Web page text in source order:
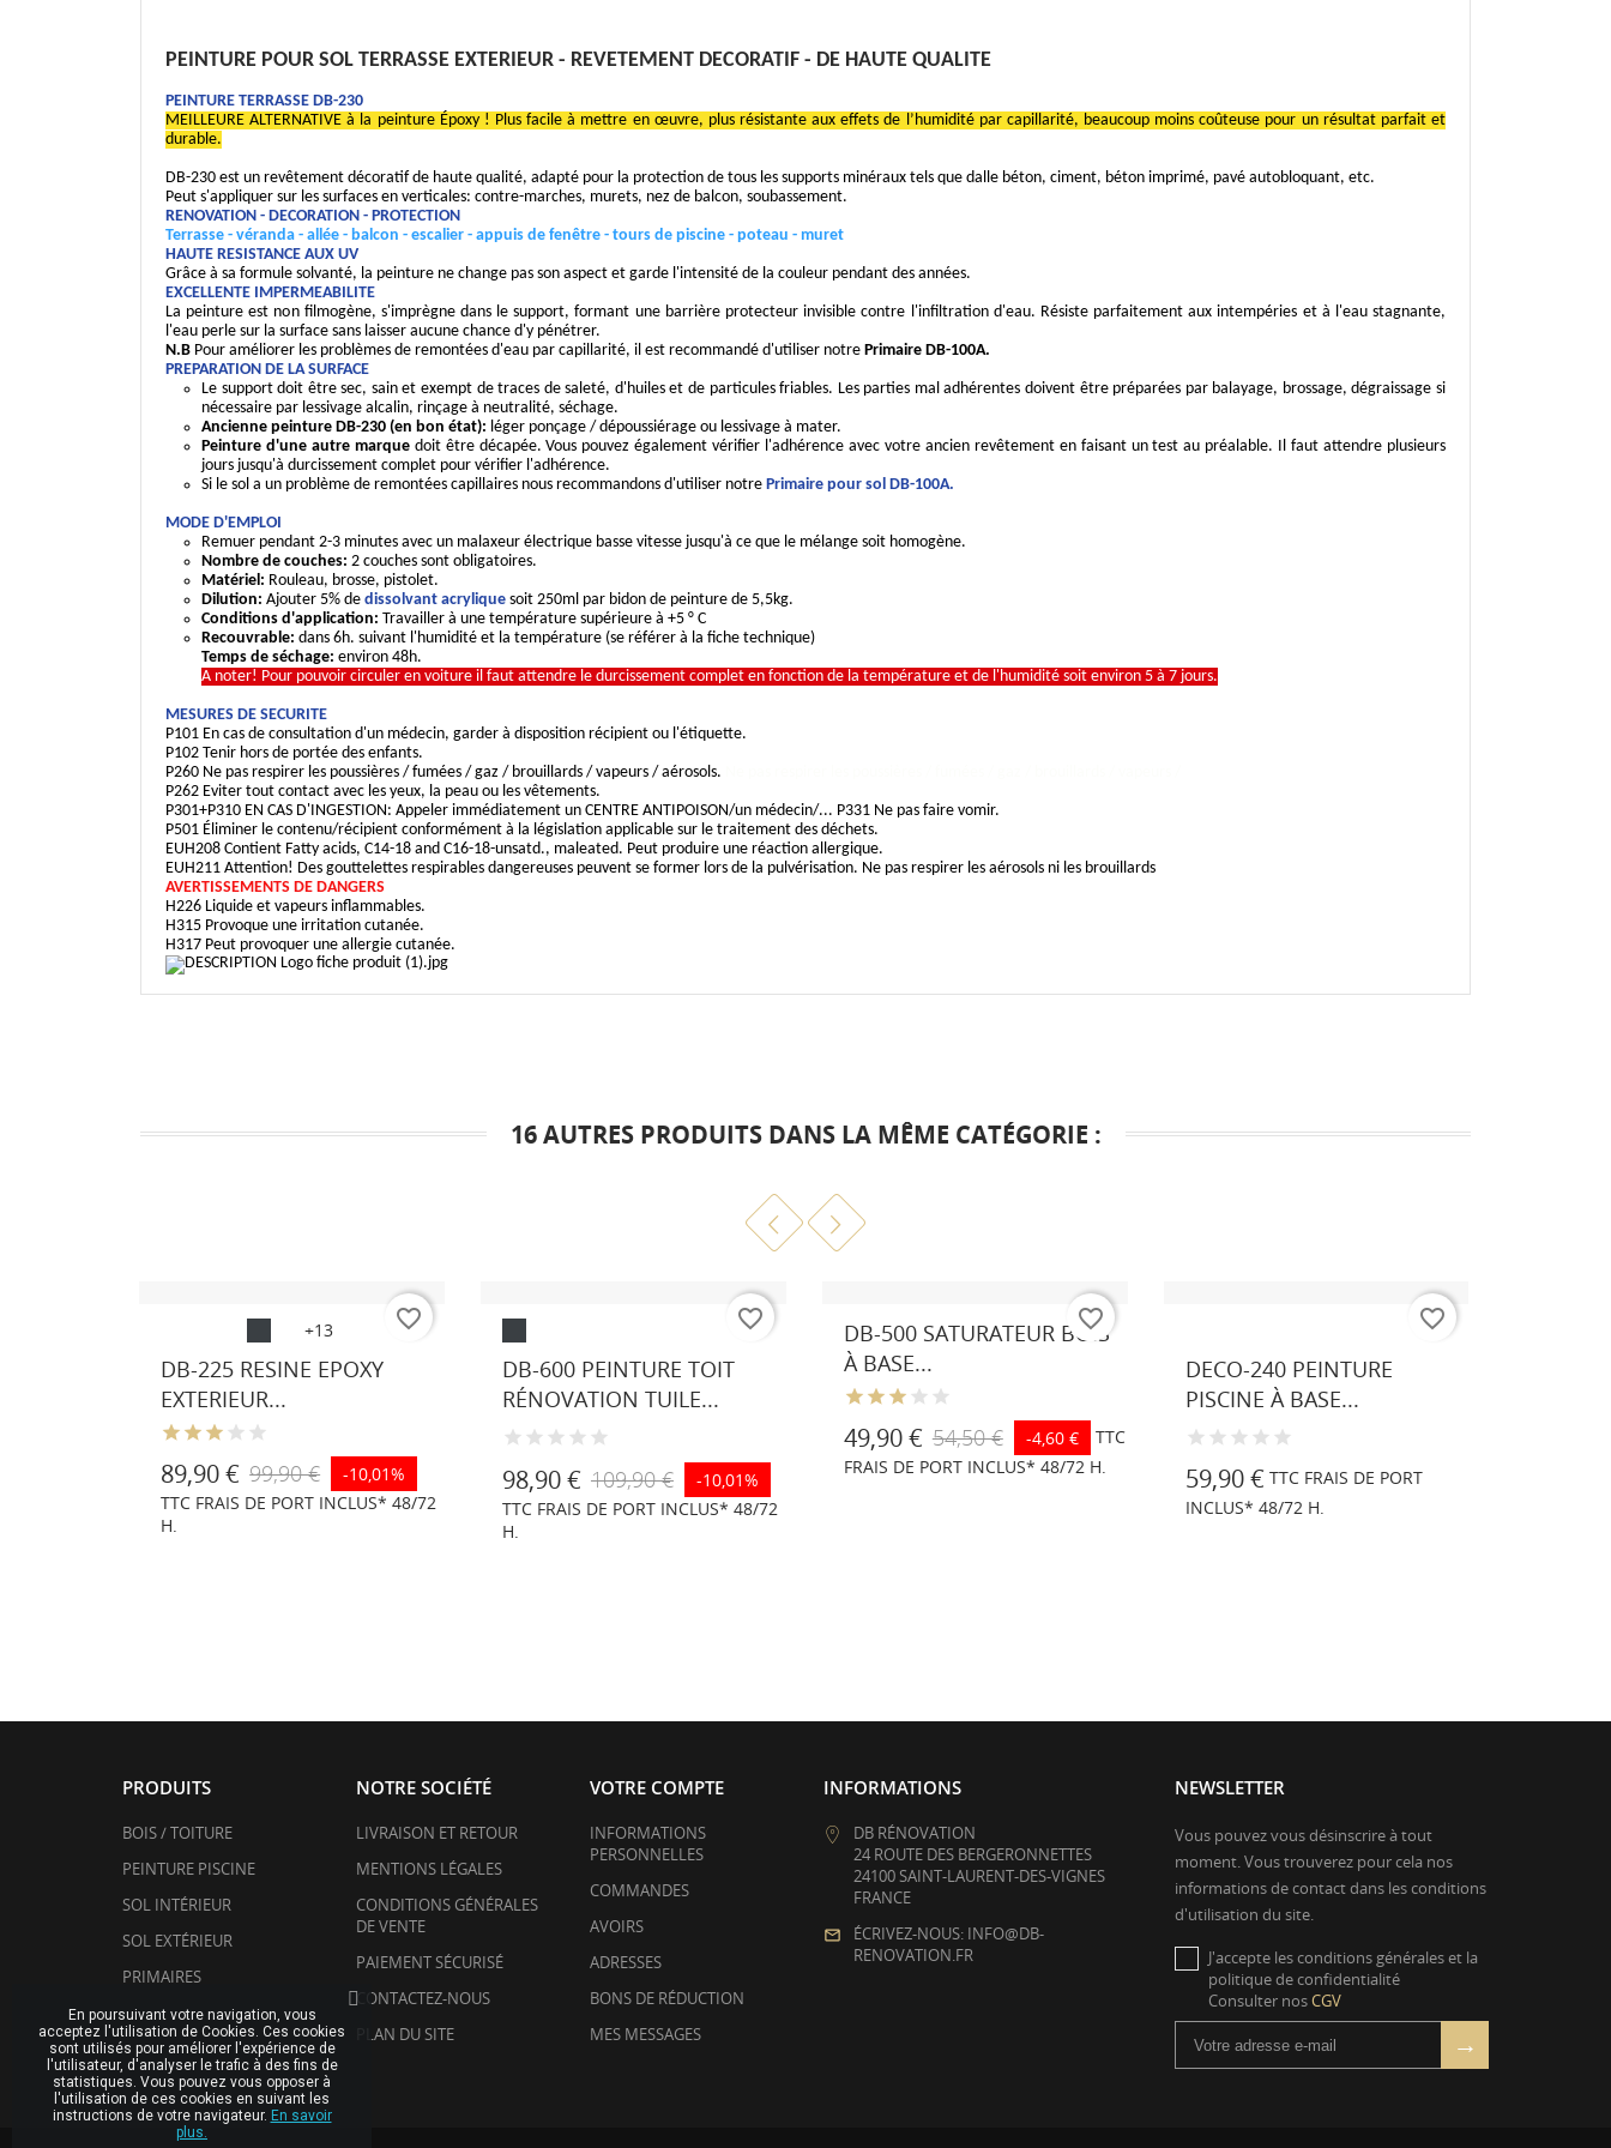
PEINTURE POUR SOL TERRASSE EXTERIEUR - REVETEMENT DECORATIF - DE HAUTE QUALITE
PEINTURE TERRASSE DB-230
MEILLEURE ALTERNATIVE à la peinture Époxy ! Plus facile à mettre en œuvre, plus résistante aux effets de l’humidité par capillarité, beaucoup moins coûteuse pour un résultat parfait et
durable.
DB-230 est un revêtement décoratif de haute qualité, adapté pour la protection de tous les supports minéraux tels que dalle béton, ciment, béton imprimé, pavé autobloquant, etc.
Peut s'appliquer sur les surfaces en verticales: contre-marches, murets, nez de balcon, soubassement.
RENOVATION - DECORATION - PROTECTION
Terrasse - véranda - allée - balcon - escalier - appuis de fenêtre - tours de piscine - poteau - muret
HAUTE RESISTANCE AUX UV
Grâce à sa formule solvanté, la peinture ne change pas son aspect et garde l'intensité de la couleur pendant des années.
EXCELLENTE IMPERMEABILITE
La peinture est non filmogène, s'imprègne dans le support, formant une barrière protecteur invisible contre l'infiltration d'eau. Résiste parfaitement aux intempéries et à l'eau stagnante,
l'eau perle sur la surface sans laisser aucune chance d'y pénétrer.
N.B Pour améliorer les problèmes de remontées d'eau par capillarité, il est recommandé d'utiliser notre Primaire DB-100A.
PREPARATION DE LA SURFACE
Le support doit être sec, sain et exempt de traces de saleté, d'huiles et de particules friables. Les parties mal adhérentes doivent être préparées par balayage, brossage, dégraissage si
nécessaire par lessivage alcalin, rinçage à neutralité, séchage.
Ancienne peinture DB-230 (en bon état): léger ponçage / dépoussiérage ou lessivage à mater.
Peinture d'une autre marquedoit être décapée. Vous pouvez également vérifier l'adhérence avec votre ancien revêtement en faisant un test au préalable. Il faut attendre plusieurs
jours jusqu'à durcissement complet pour vérifier l'adhérence.
Si le sol a un problème de remontées capillaires nous recommandons d'utiliser notre Primaire pour sol DB-100A.
MODE D'EMPLOI
Remuer pendant 2-3 minutes avec un malaxeur électrique basse vitesse jusqu'à ce que le mélange soit homogène.
Nombre de couches: 2 couches sont obligatoires.
Matériel: Rouleau, brosse, pistolet.
Dilution: Ajouter 5% de dissolvant acrylique soit 250ml par bidon de peinture de 5,5kg.
Conditions d'application: Travailler à une température supérieure à +5 ° С
Recouvrable: dans 6h. suivant l'humidité et la température (se référer à la fiche technique)
Temps de séchage: environ 48h.
A noter! Pour pouvoir circuler en voiture il faut attendre le durcissement complet en fonction de la température et de l'humidité soit environ 5 à 7 jours.
MESURES DE SECURITE
P101 En cas de consultation d'un médecin, garder à disposition récipient ou l'étiquette.
P102 Tenir hors de portée des enfants.
P260 Ne pas respirer les poussières / fumées / gaz / brouillards / vapeurs / aérosols.
P262 Eviter tout contact avec les yeux, la peau ou les vêtements.
P301+P310 EN CAS D'INGESTION: Appeler immédiatement un CENTRE ANTIPOISON/un médecin/... P331 Ne pas faire vomir.
P501 Éliminer le contenu/récipient conformément à la législation applicable sur le traitement des déchets.
EUH208 Contient Fatty acids, C14-18 and C16-18-unsatd., maleated. Peut produire une réaction allergique.
EUH211 Attention! Des gouttelettes respirables dangereuses peuvent se former lors de la pulvérisation. Ne pas respirer les aérosols ni les brouillards
AVERTISSEMENTS DE DANGERS
H226 Liquide et vapeurs inflammables.
H315 Provoque une irritation cutanée.
H317 Peut provoquer une allergie cutanée.
16 AUTRES PRODUITS DANS LA MÊME CATÉGORIE :
demandeRAL
9005
similaire
RAL
7016
Gris
similaire
+13
DB-225 RESINE EPOXY
EXTERIEUR...
89,90 € 99,90 €
-10,01%
TTC FRAIS DE PORT INCLUS* 48/72
H.
favorite_border
similaire
RAL
DB-600 PEINTURE TOIT
RÉNOVATION TUILE...
98,90 € 109,90 €
-10,01%
TTC FRAIS DE PORT INCLUS* 48/72
H.
favorite_border
DB-500 SATURATEUR BOIS
À BASE...
49,90 € 54,50 € -4,60 €
TTC
FRAIS DE PORT INCLUS* 48/72 H.
favorite_border
DECO-240 PEINTURE
PISCINE À BASE...
59,90 € TTC FRAIS DE PORT
INCLUS* 48/72 H.
favorite_border
PRODUITS
BOIS / TOITURE
PEINTURE PISCINE
SOL INTÉRIEUR
SOL EXTÉRIEUR
PRIMAIRES
NOTRE SOCIÉTÉ
LIVRAISON ET RETOUR
MENTIONS LÉGALES
CONDITIONS GÉNÉRALES
DE VENTE
PAIEMENT SÉCURISÉ
CONTACTEZ-NOUS
PLAN DU SITE
VOTRE COMPTE
INFORMATIONS
PERSONNELLES
COMMANDES
AVOIRS
ADRESSES
BONS DE RÉDUCTION
MES MESSAGES
INFORMATIONS
DB RÉNOVATION
24 ROUTE DES BERGERONNETTES
24100 SAINT-LAURENT-DES-VIGNES
FRANCE
ÉCRIVEZ-NOUS: INFO@DB-
RENOVATION.FR
NEWSLETTER
Vous pouvez vous désinscrire à tout
moment. Vous trouverez pour cela nos
informations de contact dans les conditions
d'utilisation du site.
J'accepte les conditions générales et la
politique de confidentialité
Consulter nosCGV
En poursuivant votre navigation, vous
acceptez l'utilisation de Cookies. Ces cookies
sont utilisés pour améliorer l'expérience de
l'utilisateur, d'analyser le trafic à des fins de
statistiques. Vous pouvez vous opposer à
l'utilisation de ces cookies en suivant les
instructions de votre navigateur. En savoir
plus.